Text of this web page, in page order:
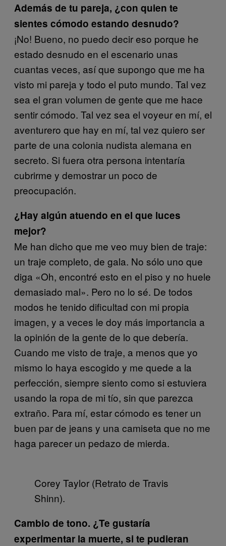
Además de tu pareja, ¿con quien te
sientes cómodo estando desnudo?
¡No! Bueno, no puedo decir eso porque he
estado desnudo en el escenario unas
cuantas veces, así que supongo que me ha
visto mi pareja y todo el puto mundo. Tal vez
sea el gran volumen de gente que me hace
sentir cómodo. Tal vez sea el voyeur en mí, el
aventurero que hay en mí, tal vez quiero ser
parte de una colonia nudista alemana en
secreto. Si fuera otra persona intentaría
cubrirme y demostrar un poco de
preocupación.
¿Hay algún atuendo en el que luces
mejor?
Me han dicho que me veo muy bien de traje:
un traje completo, de gala. No sólo uno que
diga «Oh, encontré esto en el piso y no huele
demasiado mal». Pero no lo sé. De todos
modos he tenido dificultad con mi propia
imagen, y a veces le doy más importancia a
la opinión de la gente de lo que debería.
Cuando me visto de traje, a menos que yo
mismo lo haya escogido y me quede a la
perfección, siempre siento como si estuviera
usando la ropa de mi tío, sin que parezca
extraño. Para mí, estar cómodo es tener un
buen par de jeans y una camiseta que no me
haga parecer un pedazo de mierda.
Corey Taylor (Retrato de Travis
Shinn).
Cambio de tono. ¿Te gustaría
experimentar la muerte, si te pudieran